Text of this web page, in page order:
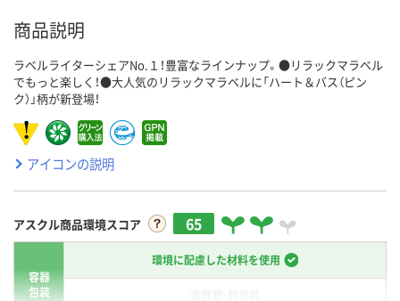
商品説明
ラベルライターシェアNo.１！豊富なラインナップ。●リラックマラベル
でもっと楽しく！●大人気のリラックマラベルに「ハート＆バス（ピン
ク）」柄が新登場！
アイコンの説明
アスクル商品環境スコア 65
容器
包装
環境に配慮した材料を使用